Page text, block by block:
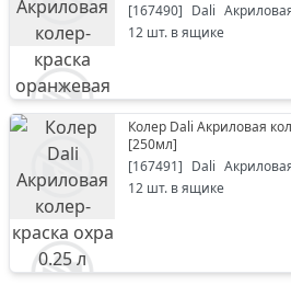
[167490] Dali
12 шт. в ящике
Колер Dali Акриловая
[250мл]
[167491] Dali
12 шт. в ящике